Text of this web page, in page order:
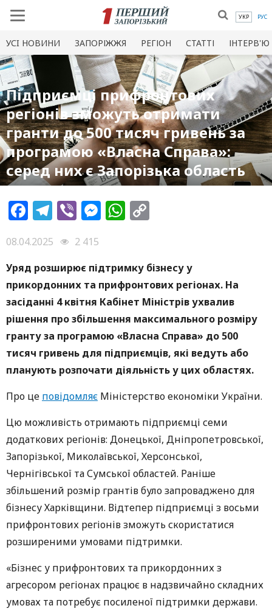
УКР РУС
УСI НОВИНИ ЗАПОРІЖЖЯ РЕГІОН СТАТТІ ІНТЕРВ'Ю
Підприємці прифронтових
регіонів зможуть отримати
гранти до 500 тисяч гривень за
програмою «Власна Справа»:
серед них є Запорізька область
Facebook
Telegram
ViberMessenger
WhatsApp
08.04.2025
2 415
Уряд розширює підтримку бізнесу у
прикордонних та прифронтових регіонах. На
засіданні 4 квітня Кабінет Міністрів ухвалив
рішення про збільшення максимального розміру
гранту за програмою «Власна Справа» до 500
тисяч гривень для підприємців, які ведуть або
планують розпочати діяльність у цих областях.
Про це повідомляє Міністерство економіки України.
Цю можливість отримають підприємці семи
додаткових регіонів: Донецької, Дніпропетровської,
Запорізької, Миколаївської, Херсонської,
Чернігівської та Сумської областей. Раніше
збільшений розмір грантів було запроваджено для
бізнесу Харківщини. Відтепер підприємці з восьми
прифронтових регіонів зможуть скористатися
розширеними умовами підтримки.
«Бізнес у прифронтових та прикордонних з
агресором регіонах працює в надзвичайно складних
умовах та потребує посиленої підтримки держави.